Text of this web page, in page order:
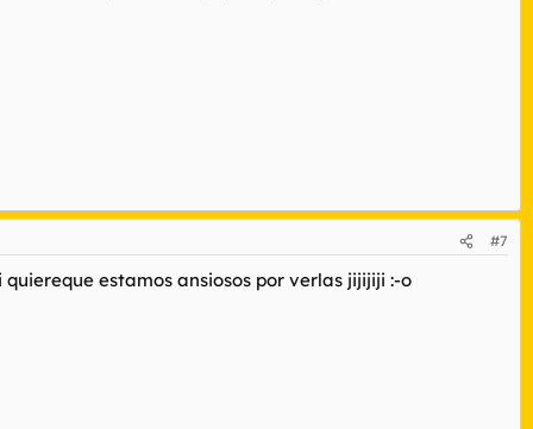
#7
estamos ansiosos por verlas jijijiji :-o